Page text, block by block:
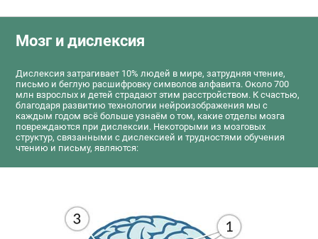
Мозг и дислексия
Дислексия затрагивает 10% людей в мире, затрудняя чтение,
письмо и беглую расшифровку символов алфавита. Около 700
млн взрослых и детей страдают этим расстройством. К счастью,
благодаря развитию технологии нейроизображения мы с
каждым годом всё больше узнаём о том, какие отделы мозга
повреждаются при дислексии. Некоторыми из мозговых
структур, связанными с дислексией и трудностями обучения
чтению и письму, являются: